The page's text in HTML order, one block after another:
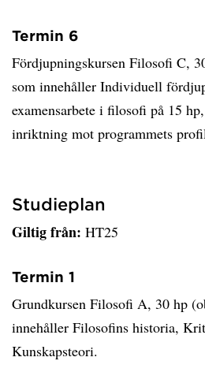
Termin 6
Fördjupningskursen Filosofi C,
som innehåller Individuell
examensarbete i filosofi på 15
inriktning mot programmets
Studieplan
Giltig från: HT25
Termin 1
Grundkursen Filosofi A, 30 hp
innehåller Filosofins historia,
Kunskapsteori.